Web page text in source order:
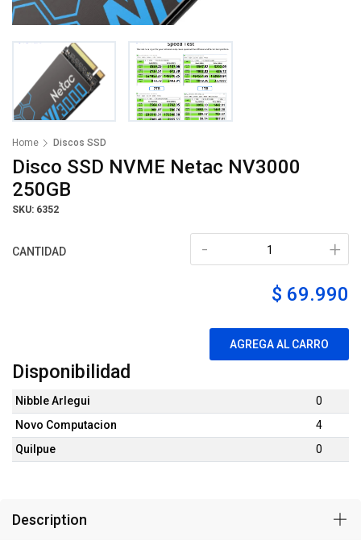
Home Discos SSD
Disco SSD NVME Netac NV3000
250GB
SKU: 6352
CANTIDAD +
-
$ 69.990
AGREGA AL CARRO
Disponibilidad
Nibble Arlegui
0
Novo Computacion
4
Quilpue
0
Description